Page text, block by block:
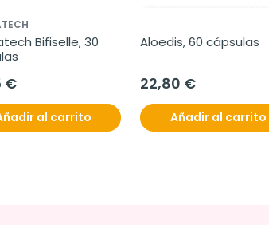
Bifiselle, 30
€
al carrito
Aloedis, 60 cápsulas
22,80 €
Añadir al carrito